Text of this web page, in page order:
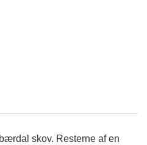
skov. Resterne af en